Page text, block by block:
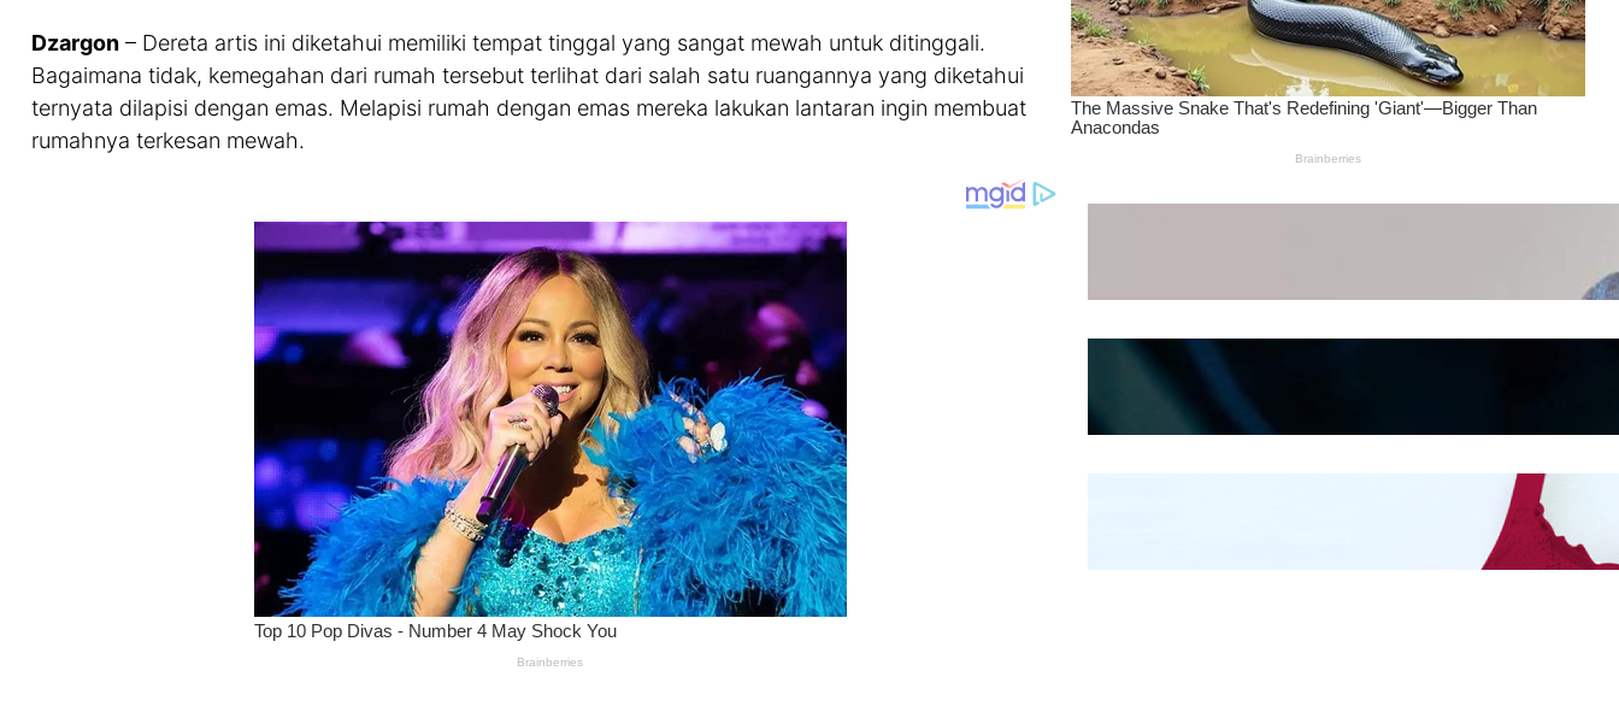
Dzargon – Dereta artis ini diketahui memiliki tempat tinggal yang sangat mewah untuk ditinggali.
Bagaimana tidak, kemegahan dari rumah tersebut terlihat dari salah satu ruangannya yang diketahui
ternyata dilapisi dengan emas. Melapisi rumah dengan emas mereka lakukan lantaran ingin membuat
rumahnya terkesan mewah.
Wanita Pamer Pakaian
Kepribadian
Mengintip Kepribadian
Wanita Dari Warna Bra